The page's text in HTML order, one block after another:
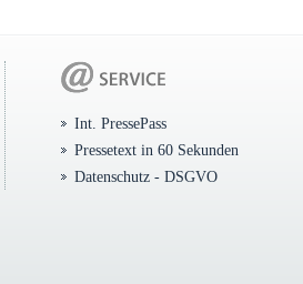
Int. PressePass
Pressetext in 60 Sekunden
Datenschutz - DSGVO